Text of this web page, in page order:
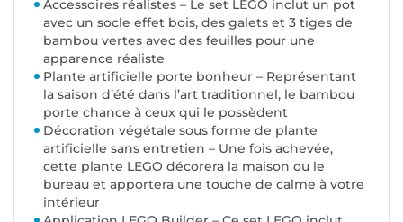
Accessoires réalistes – Le set LEGO inclut un pot
avec un socle effet bois, des galets et 3 tiges de
bambou vertes avec des feuilles pour une
apparence réaliste
Plante artificielle porte bonheur – Représentant
la saison d’été dans l’art traditionnel, le bambou
porte chance à ceux qui le possèdent
Décoration végétale sous forme de plante
artificielle sans entretien – Une fois achevée,
cette plante LEGO décorera la maison ou le
bureau et apportera une touche de calme à votre
intérieur